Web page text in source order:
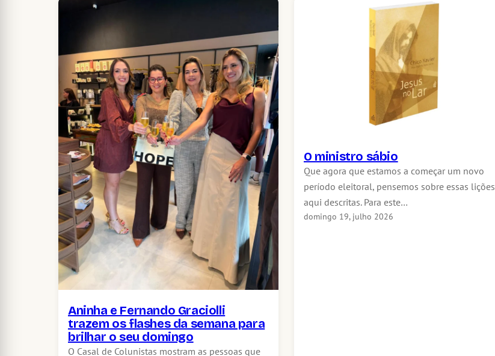
Aninha e Fernando Graciolli
trazem os flashes da semana para
brilhar o seu domingo
O Casal de Colunistas mostram as pessoas que
O ministro sábio
Que agora que estamos a começar um novo
período eleitoral, pensemos sobre essas lições
aqui descritas. Para este…
domingo 19, julho 2026